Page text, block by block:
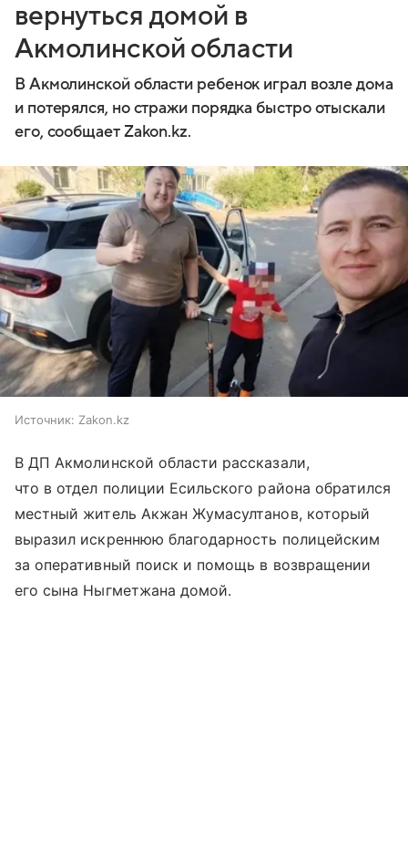
вернуться домой в
Акмолинской области
В Акмолинской области ребенок играл возле дома
и потерялся, но стражи порядка быстро отыскали
его, сообщает Zakon.kz.
Источник: Zakon.kz
В ДП Акмолинской области рассказали,
что в отдел полиции Есильского района обратился
местный житель Акжан Жумасултанов, который
выразил искреннюю благодарность полицейским
за оперативный поиск и помощь в возвращении
его сына Ныгметжана домой.